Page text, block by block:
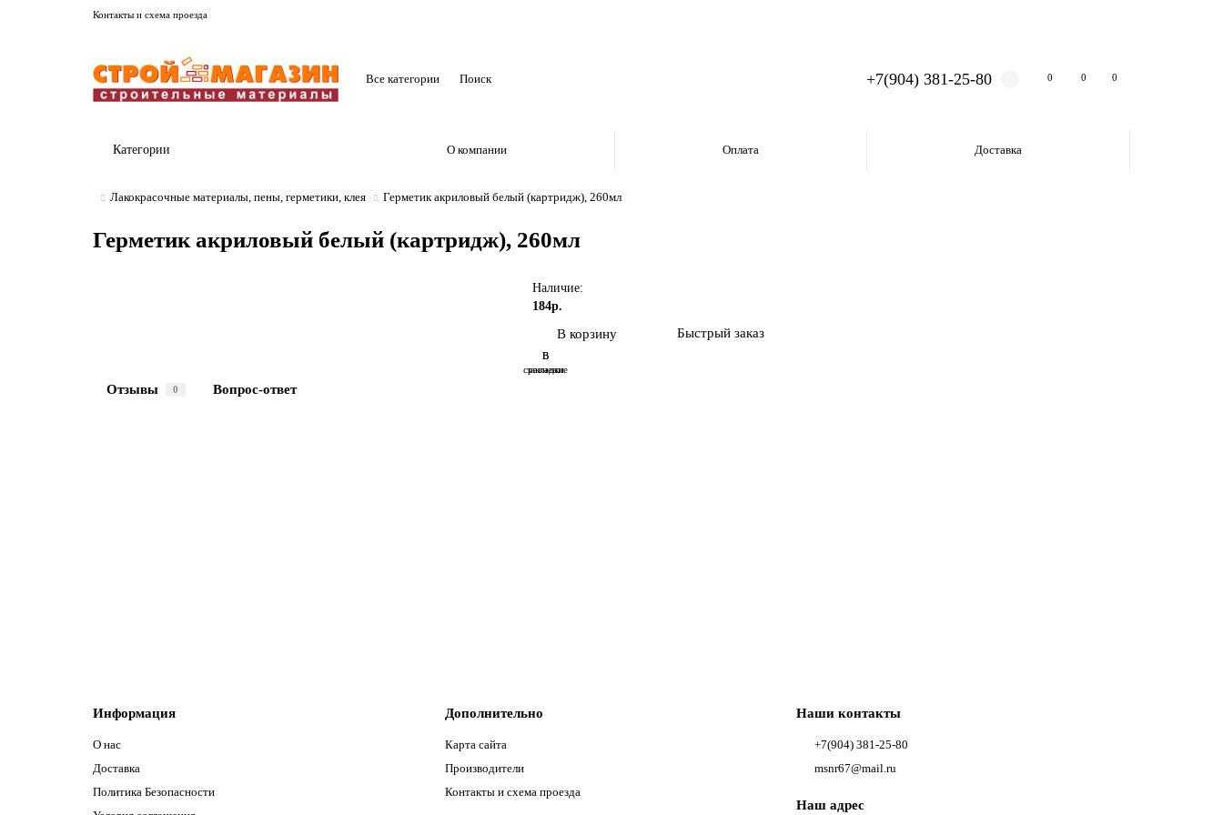
Контакты и схема проезда
Все категории +7(904) 381-25-80 0 0 0
Категории О компании Оплата Доставка
Лакокрасочные материалы, пены, герметики, клея Герметик акриловый белый (картридж), 260мл
Герметик акриловый белый (картридж), 260мл
Наличие:
184р.
В корзину Быстрый заказ
В
закладки
В
сравнение
Отзывы 0 Вопрос-ответ
Информация
О нас
Доставка
Политика Безопасности
Дополнительно
Карта сайта
Производители
Контакты и схема проезда
Наши контакты
+7(904) 381-25-80
msnr67@mail.ru
Наш адрес